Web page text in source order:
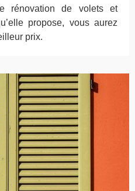
rénovation de volets et
propose, vous aurez
prix.